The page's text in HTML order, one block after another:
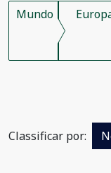
Mundo
Classificar por: